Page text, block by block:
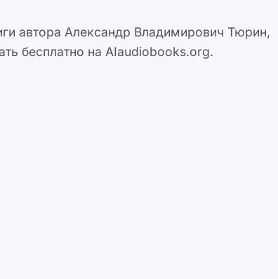
автора Александр Владимирович Тюрин,
бесплатно на AIaudiobooks.org.